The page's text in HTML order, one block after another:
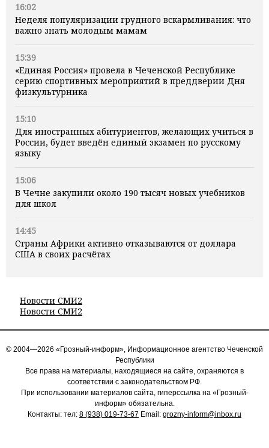
16:02
Неделя популяризации грудного вскармливания: что
важно знать молодым мамам
15:39
«Единая Россия» провела в Чеченской Республике
серию спортивных мероприятий в преддверии Дня
физкультурника
15:10
Для иностранных абитуриентов, желающих учиться в
России, будет введён единый экзамен по русскому
языку
15:06
В Чечне закупили около 190 тысяч новых учебников
для школ
14:45
Страны Африки активно отказываются от доллара
США в своих расчётах
Новости СМИ2
Новости СМИ2
© 2004—2026 «Грозный-информ», Информационное агентство Чеченской
Республики
Все права на материалы, находящиеся на сайте, охраняются в
соответствии с законодательством РФ.
При использовании материалов сайта, гиперссылка на «Грозный-
информ» обязательна.
Контакты: тел: 8 (938) 019-73-67 Email: grozny-inform@inbox.ru